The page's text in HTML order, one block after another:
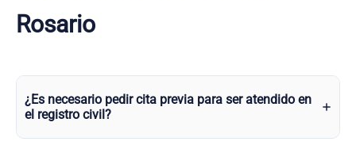
Rosario
¿Es necesario pedir cita previa para ser atendido en
el registro civil?